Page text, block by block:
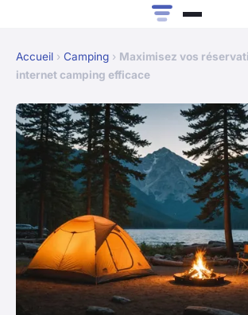
Accueil › Camping › Maximisez vos
internet camping efficace